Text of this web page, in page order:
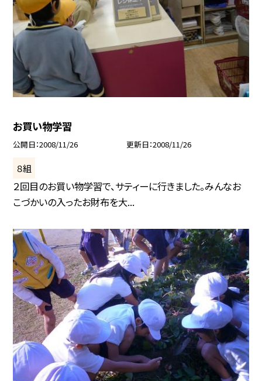
お買い物学習
公開日 2008/11/26 更新日 2008/11/26
８組
２回目のお買い物学習で、サティーに行きました。みんなお
こづかいの入ったお財布を大...